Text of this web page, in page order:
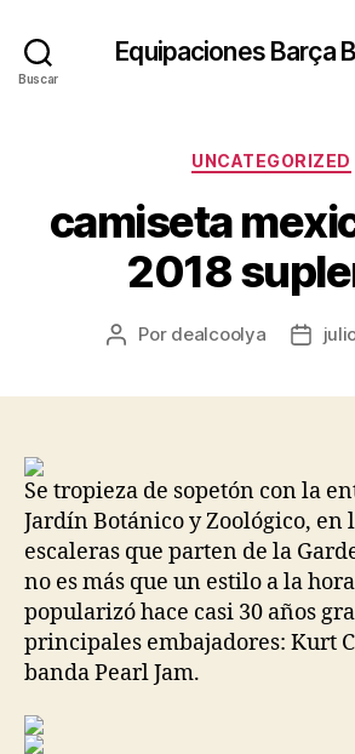
Buscar
Equipaciones Barça
UNCATEGORIZED
camiseta
2018
Autor
Por dealcoolya
Fecha
Se tropieza de sopetón con la
Jardín Botánico y Zoológico, en
escaleras que parten de la
no es más que un estilo a la
popularizó hace casi 30 años
principales embajadores: Kurt
banda Pearl Jam.